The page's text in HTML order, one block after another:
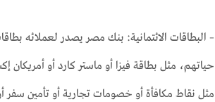
– البطاقات الائتمانية: بنك مصر يصدر لعملائه
حياتهم، مثل بطاقة فيزا أو ماستر كارد أو
مثل نقاط مكافأة أو خصومات تجارية أو تأمين سفر